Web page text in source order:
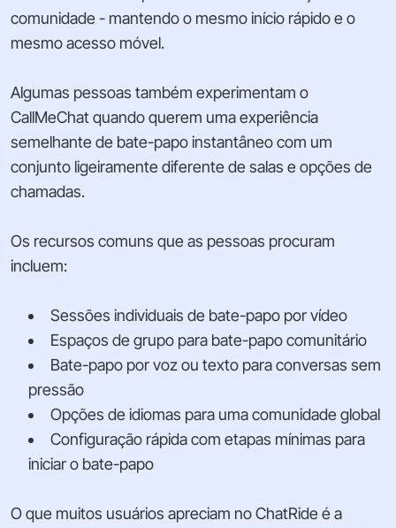
comunidade - mantendo o mesmo início rápido e o
mesmo acesso móvel.
Algumas pessoas também experimentam o
CallMeChat quando querem uma experiência
semelhante de bate-papo instantâneo com um
conjunto ligeiramente diferente de salas e opções de
chamadas.
Os recursos comuns que as pessoas procuram
incluem:
Sessões individuais de bate-papo por vídeo
Espaços de grupo para bate-papo comunitário
Bate-papo por voz ou texto para conversas sem
pressão
Opções de idiomas para uma comunidade global
Configuração rápida com etapas mínimas para
iniciar o bate-papo
O que muitos usuários apreciam no ChatRide é a